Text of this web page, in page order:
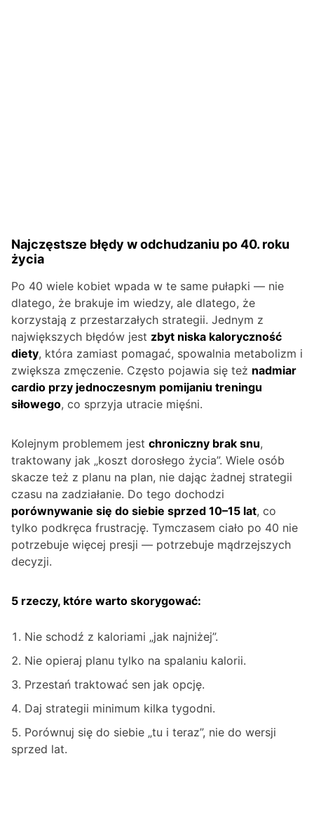
Najczęstsze błędy w odchudzaniu po 40. roku
życia
Po 40 wiele kobiet wpada w te same pułapki — nie
dlatego, że brakuje im wiedzy, ale dlatego, że
korzystają z przestarzałych strategii. Jednym z
największych błędów jest zbyt niska kaloryczność
diety, która zamiast pomagać, spowalnia metabolizm i
zwiększa zmęczenie. Często pojawia się też nadmiar
cardio przy jednoczesnym pomijaniu treningu
siłowego, co sprzyja utracie mięśni.
Kolejnym problemem jest chroniczny brak snu,
traktowany jak „koszt dorosłego życia”. Wiele osób
skacze też z planu na plan, nie dając żadnej strategii
czasu na zadziałanie. Do tego dochodzi
porównywanie się do siebie sprzed 10–15 lat, co
tylko podkręca frustrację. Tymczasem ciało po 40 nie
potrzebuje więcej presji — potrzebuje mądrzejszych
decyzji.
5 rzeczy, które warto skorygować:
Nie schodź z kaloriami „jak najniżej”.
Nie opieraj planu tylko na spalaniu kalorii.
Przestań traktować sen jak opcję.
Daj strategii minimum kilka tygodni.
Porównuj się do siebie „tu i teraz”, nie do wersji
sprzed lat.